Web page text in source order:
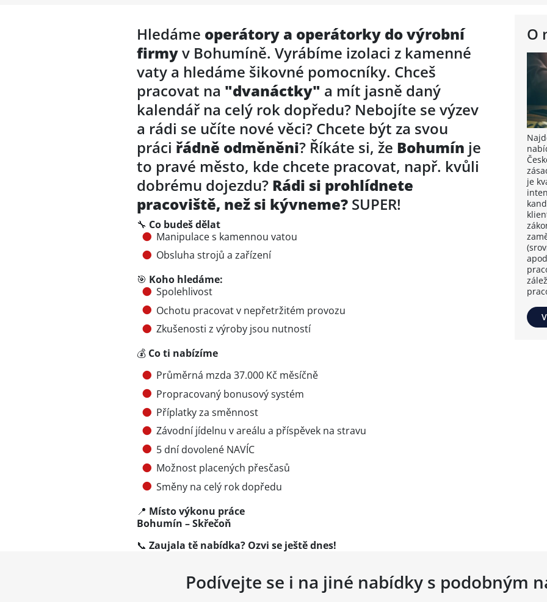
O
je
Hledáme operátory a operátorky do výrobní
firmyv Bohumíně. Vyrábíme izolaci z kamenné
vaty a hledáme šikovné pomocníky. Chceš
pracovat na "dvanáctky" a mít jasně daný
kalendář na celý rok dopředu? Nebojíte se výzev
a rádi se učíte nové věci? Chcete být za svou
práci řádně odměněni? Říkáte si, že Bohumín je
to pravé město, kde chcete pracovat, např. kvůli
dobrému dojezdu? Rádi si prohlídnete
pracoviště, než si kývneme? SUPER!
🔧 Co budeš dělat
Manipulace s kamennou vatou
Obsluha strojů a zařízení
🎯 Koho hledáme:
Spolehlivost
Ochotu pracovat v nepřetržitém provozu
Zkušenosti z výroby jsou nutností
💰 Co ti nabízíme
Průměrná mzda 37.000 Kč měsíčně
Propracovaný bonusový systém
Příplatky za směnnost
Závodní jídelnu v areálu a příspěvek na stravu
5 dní dovolené NAVÍC
Možnost placených přesčasů
Směny na celý rok dopředu
📍 Místo výkonu práce
Bohumín – Skřečoň
📞 Zaujala tě nabídka? Ozvi se ještě dnes!
Podívejte se i na jiné nabídky s podobným